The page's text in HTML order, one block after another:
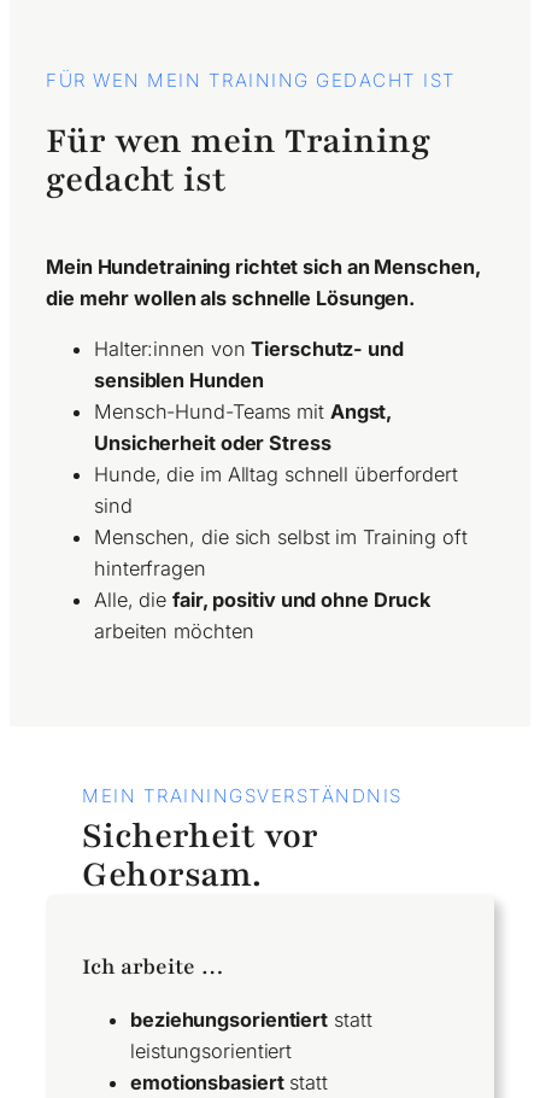
FÜR WEN MEIN TRAINING GEDACHT IST
Für wen mein Training
gedacht ist
Mein Hundetraining richtet sich an Menschen,
die mehr wollen als schnelle Lösungen.
Halter:innen vonTierschutz- und
sensiblen Hunden
Mensch-Hund-Teams mit Angst,
Unsicherheit oder Stress
Hunde, die im Alltag schnell überfordert
sind
Menschen, die sich selbst im Training oft
hinterfragen
Alle, die fair, positiv und ohne Druck
arbeiten möchten
MEIN TRAININGSVERSTÄNDNIS
Sicherheit vor
Gehorsam.
Ich arbeite …
beziehungsorientiert statt
leistungsorientiert
emotionsbasiertstatt